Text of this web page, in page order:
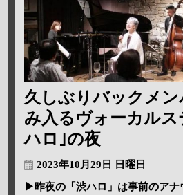
久しぶりバックメ
み入るヴォーカルス
ハロ｣の夜
2023年10月29日 日曜日
▶昨夜の「渋ハロ」は事前のアナ